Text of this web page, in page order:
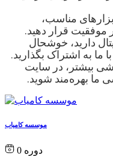
بیشتر، در سایت
شوید.
موسسه کامیاب
0